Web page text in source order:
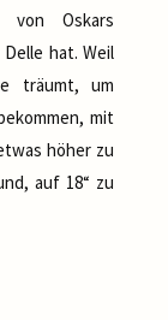
von Oskars
hat. Weil
träumt, um
mit
höher zu
auf 18“ zu